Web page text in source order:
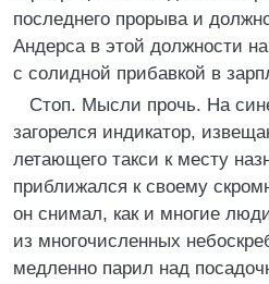
последнего прорыва и
Андерса в этой должности
с солидной прибавкой в
Стоп. Мысли прочь. На
загорелся индикатор,
летающего такси к месту
приближался к своему
он снимал, как и многие
из многочисленных
медленно парил над